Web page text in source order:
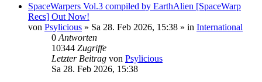
SpaceWarpers Vol.3 compiled by EarthAlien [SpaceWarp
Recs] Out Now!
von Psylicious » Sa 28. Feb 2026, 15:38 » in International
0 Antworten
10344 Zugriffe
Letzter Beitrag von Psylicious
Sa 28. Feb 2026, 15:38